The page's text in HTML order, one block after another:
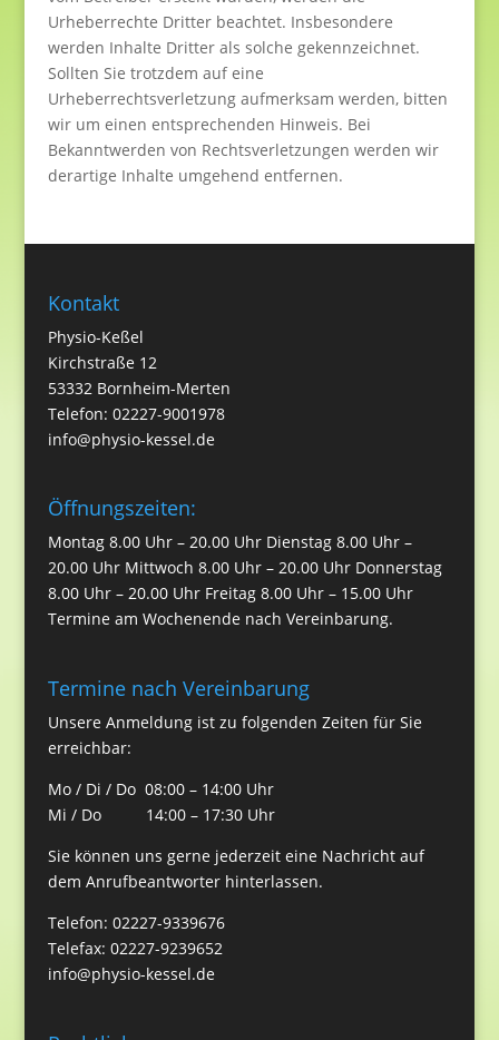
Urheberrechte Dritter beachtet. Insbesondere
werden Inhalte Dritter als solche gekennzeichnet.
Sollten Sie trotzdem auf eine
Urheberrechtsverletzung aufmerksam werden, bitten
wir um einen entsprechenden Hinweis. Bei
Bekanntwerden von Rechtsverletzungen werden wir
derartige Inhalte umgehend entfernen.
Kontakt
Physio-Keßel
Kirchstraße 12
53332 Bornheim-Merten
Telefon: 02227-9001978
info@physio-kessel.de
Öffnungszeiten:
Montag 8.00 Uhr – 20.00 Uhr Dienstag 8.00 Uhr –
20.00 Uhr Mittwoch 8.00 Uhr – 20.00 Uhr Donnerstag
8.00 Uhr – 20.00 Uhr Freitag 8.00 Uhr – 15.00 Uhr
Termine am Wochenende nach Vereinbarung.
Termine nach Vereinbarung
Unsere Anmeldung ist zu folgenden Zeiten für Sie
erreichbar:
Mo / Di / Do 08:00 – 14:00 Uhr
Mi / Do 14:00 – 17:30 Uhr
Sie können uns gerne jederzeit eine Nachricht auf
dem Anrufbeantworter hinterlassen.
Telefon: 02227-9339676
Telefax: 02227-9239652
info@physio-kessel.de